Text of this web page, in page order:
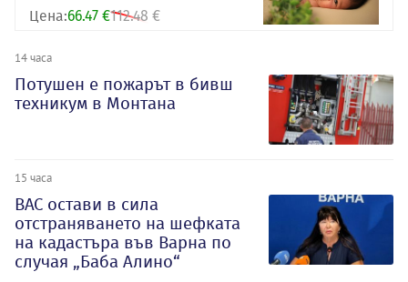
Цена:66.47 €112.48 €
14 часа
Потушен е пожарът в бивш
техникум в Монтана
15 часа
ВАС остави в сила
отстраняването на шефката
на кадастъра във Варна по
случая „Баба Алино“